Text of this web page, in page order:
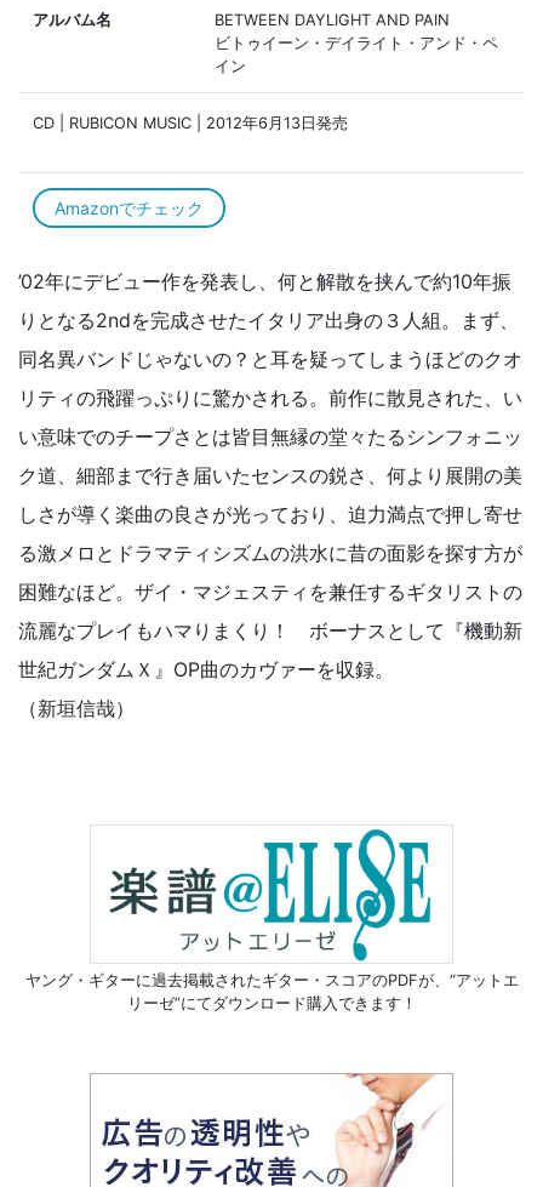
アルバム名
BETWEEN DAYLIGHT AND PAIN
ビトゥイーン・デイライト・アンド・ペ
イン
CD | RUBICON MUSIC | 2012年6月13日発売
Amazonでチェック
’02年にデビュー作を発表し、何と解散を挟んで約10年振
りとなる2ndを完成させたイタリア出身の３人組。まず、
同名異バンドじゃないの？と耳を疑ってしまうほどのクオ
リティの飛躍っぷりに驚かされる。前作に散見された、い
い意味でのチープさとは皆目無縁の堂々たるシンフォニッ
ク道、細部まで行き届いたセンスの鋭さ、何より展開の美
しさが導く楽曲の良さが光っており、迫力満点で押し寄せ
る激メロとドラマティシズムの洪水に昔の面影を探す方が
困難なほど。ザイ・マジェスティを兼任するギタリストの
流麗なプレイもハマりまくり！ ボーナスとして『機動新
世紀ガンダムＸ』OP曲のカヴァーを収録。
（新垣信哉）
ヤング・ギターに過去掲載されたギター・スコアのPDFが、 “アットエ
リーゼ”にてダウンロード購入できます！